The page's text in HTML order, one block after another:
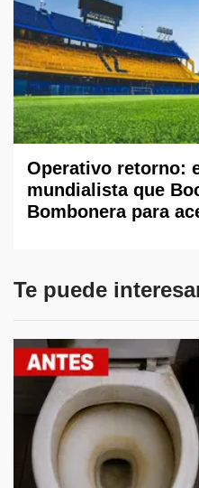
Operativo retorno:
mundialista que
Bombonera para
Te puede